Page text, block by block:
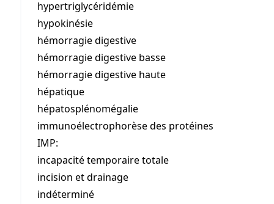
hypertriglycéridémie
hypokinésie
hémorragie digestive
hémorragie digestive basse
hémorragie digestive haute
hépatique
hépatosplénomégalie
immunoélectrophorèse des protéines
IMP:
incapacité temporaire totale
incision et drainage
indéterminé